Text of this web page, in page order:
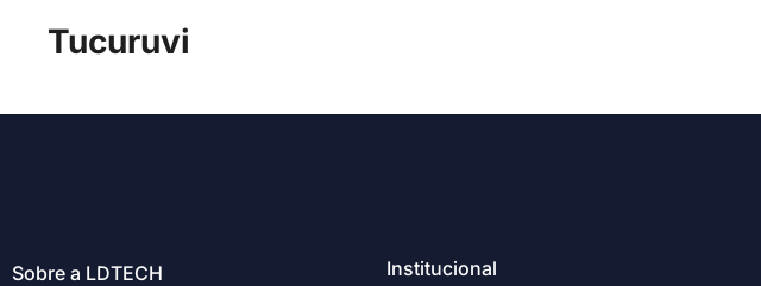
Tucuruvi
Sobre a LDTECH Institucional